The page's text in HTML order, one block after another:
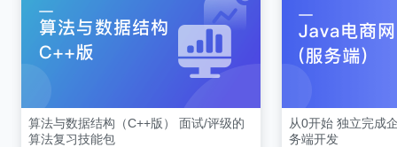
算法与数据结构（C++版） 面试/评级的
算法复习技能包
从0开始 独立完成
务端开发